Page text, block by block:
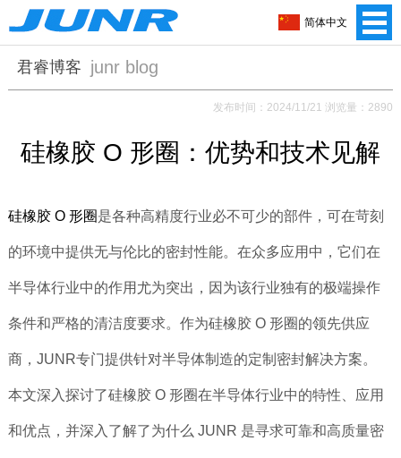
君睿博客 junr blog
发布时间：2024/11/21 浏览量：2890
硅橡胶 O 形圈：优势和技术见解
硅橡胶 O 形圈是各种高精度行业必不可少的部件，可在苛刻
的环境中提供无与伦比的密封性能。在众多应用中，它们在
半导体行业中的作用尤为突出，因为该行业独有的极端操作
条件和严格的清洁度要求。作为硅橡胶 O 形圈的领先供应
商，JUNR专门提供针对半导体制造的定制密封解决方案。
本文深入探讨了硅橡胶 O 形圈在半导体行业中的特性、应用
和优点，并深入了解了为什么 JUNR 是寻求可靠和高质量密
简体中文